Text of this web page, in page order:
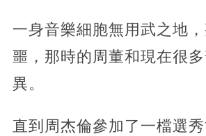
一身音樂細胞無用武之地
噩，那時的周董和現在很
異。
直到周杰倫參加了一檔選